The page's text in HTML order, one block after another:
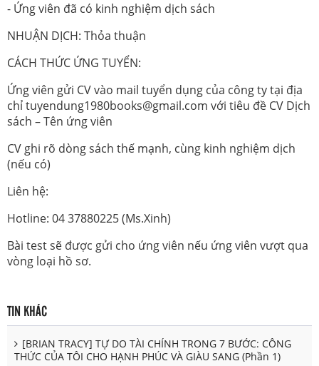
- Ứng viên đã có kinh nghiệm dịch sách
NHUẬN DỊCH: Thỏa thuận
CÁCH THỨC ỨNG TUYỂN:
Ứng viên gửi CV vào mail tuyển dụng của công ty tại địa
chỉ tuyendung1980books@gmail.com với tiêu đề CV Dịch
sách – Tên ứng viên
CV ghi rõ dòng sách thế mạnh, cùng kinh nghiệm dịch
(nếu có)
Liên hệ:
Hotline: 04 37880225 (Ms.Xinh)
Bài test sẽ được gửi cho ứng viên nếu ứng viên vượt qua
vòng loại hồ sơ.
TIN KHÁC
[BRIAN TRACY] TỰ DO TÀI CHÍNH TRONG 7 BƯỚC: CÔNG
THỨC CỦA TÔI CHO HẠNH PHÚC VÀ GIÀU SANG (Phần 1)